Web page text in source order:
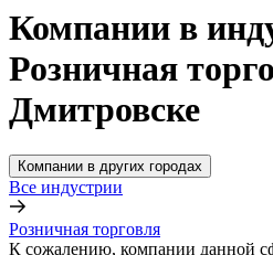
Компании в
Розничная
Дмитровске
Компании в других городах
Все индустрии
Розничная торговля
К сожалению, компании данной